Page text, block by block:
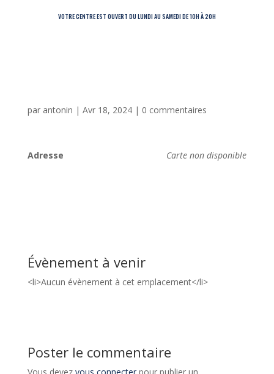
VOTRE CENTRE EST OUVERT DU LUNDI AU SAMEDI DE 10H À 20H
par antonin | Avr 18, 2024| 0 commentaires
Carte non disponible
Adresse
Évènement à venir
<li>Aucun évènement à cet emplacement</li>
Poster le commentaire